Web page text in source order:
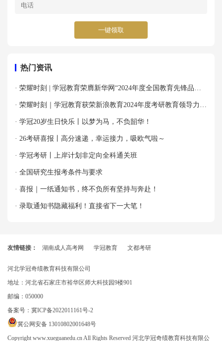
一键领取
热门资讯
· 荣耀时刻 | 学冠教育荣膺新华网“2024年度全国教育先锋品牌
优秀案例”殊荣！
· 荣耀时刻｜学冠教育获荣新浪教育2024年度考研教育领导力品
牌！
· 学冠20岁生日快乐丨以梦为马，不负韶华！
· 26考研喜报丨高分速递，幸运接力，吸欧气啦～
· 学冠考研丨上岸计划非定向全科通关班
· 全国研究生报考条件与要求
· 喜报｜一纸通知书，终不负所有坚持与奔赴！
· 录取通知书隐藏福利！直接省下一大笔！
友情链接： 湖南成人高考网 学冠教育 文都考研
河北学冠奇绩教育科技有限公司
地址：河北省石家庄市裕华区师大科技园9楼901
邮编：050000
备案号： 冀ICP备2022011161号-2
冀公网安备 13010802001648号
Copyright www.xueguanedu.cn All Rights Reserved 河北学冠奇绩教育科技有限公